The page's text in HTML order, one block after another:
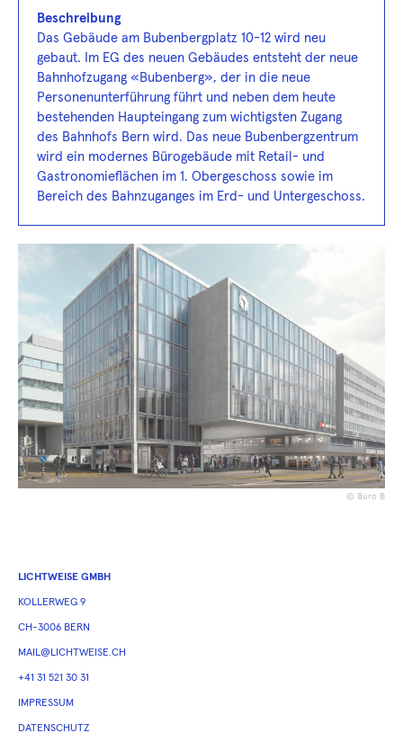
Beschreibung
Das Gebäude am Bubenbergplatz 10-12 wird neu
gebaut. Im EG des neuen Gebäudes entsteht der neue
Bahnhofzugang «Bubenberg», der in die neue
Personenunterführung führt und neben dem heute
bestehenden Haupteingang zum wichtigsten Zugang
des Bahnhofs Bern wird. Das neue Bubenbergzentrum
wird ein modernes Bürogebäude mit Retail- und
Gastronomieflächen im 1. Obergeschoss sowie im
Bereich des Bahnzuganges im Erd- und Untergeschoss.
© Büro B
LICHTWEISE GMBH
KOLLERWEG 9
CH-3006 BERN
MAIL@LICHTWEISE.CH
+41 31 521 30 31
IMPRESSUM
DATENSCHUTZ